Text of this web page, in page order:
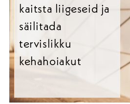
kaitsta liigeseid ja
säilitada
tervislikku
kehahoiakut